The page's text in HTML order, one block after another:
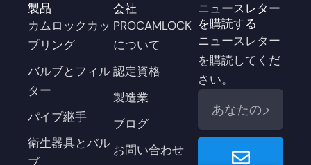
製品
カムロックカッ
プリング
バルブとフィル
ター
パイプ継手
衛生器具とバル
会社
PROCAMLOCK
について
認定資格
製造業
ブログ
お問い合わせ
ニュースレター
を購読する
ニュースレター
を購読してくだ
さい。
メ
Senden